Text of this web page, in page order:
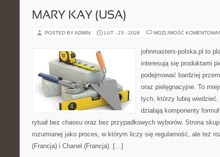
MARY KAY (USA)
POSTED BY ADMIN LUT - 23 - 2026 MOŻLIWOŚĆ
johnmasters-polska.pl to
interesują się produktami
podejmować bardziej
oraz pielęgnacyjne. To
tych, którzy lubią wiedzieć,
działają komponenty
rytuał bez chaosu oraz bez przypadkowych wyborów. Strona
rozumianej jako proces, w którym liczy się regularność, ale też
(Francja) i Chanel (Francja). […]